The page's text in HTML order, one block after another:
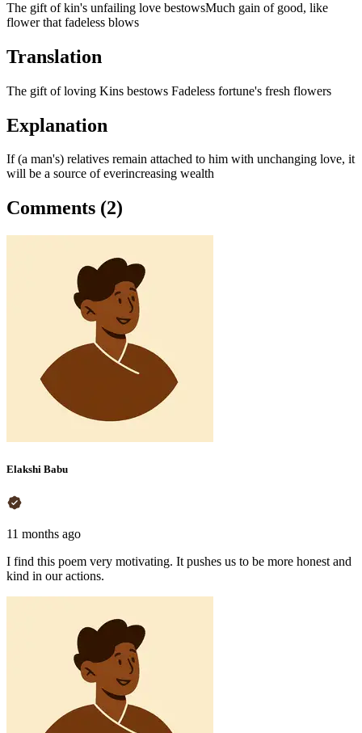
The gift of kin's unfailing love bestowsMuch gain of good, like
flower that fadeless blows
Translation
The gift of loving Kins bestows Fadeless fortune's fresh flowers
Explanation
If (a man's) relatives remain attached to him with unchanging love, it
will be a source of everincreasing wealth
Comments (2)
Elakshi Babu
11 months ago
I find this poem very motivating. It pushes us to be more honest and
kind in our actions.